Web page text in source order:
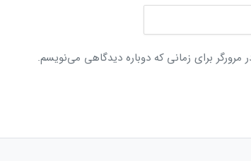
برای زمانی که دوباره دیدگاهی می‌نویسم.